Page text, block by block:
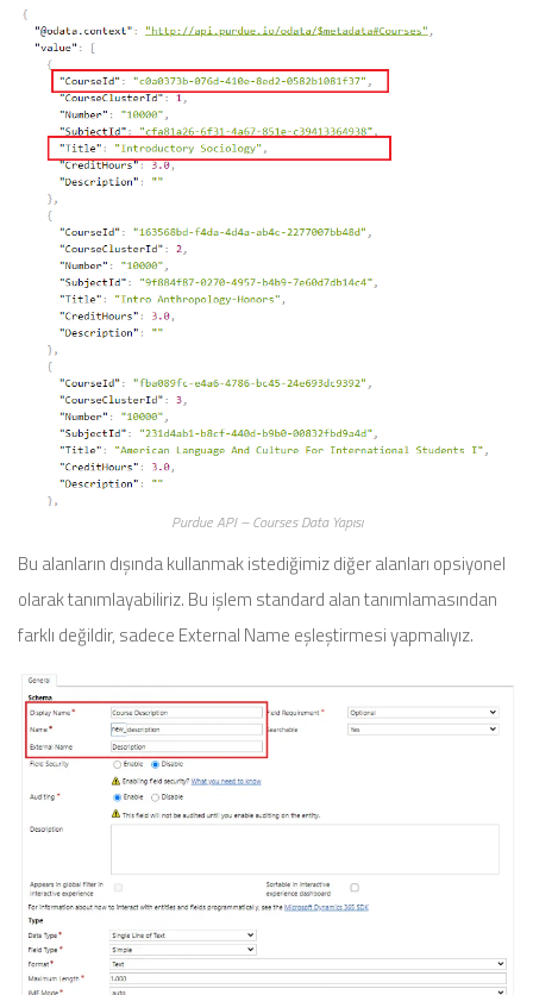
Purdue API – Courses Data Yapısı
Bu alanların dışında kullanmak istediğimiz diğer alanları opsiyonel
olarak tanımlayabiliriz. Bu işlem standard alan tanımlamasından
farklı değildir, sadece External Name eşleştirmesi yapmalıyız.